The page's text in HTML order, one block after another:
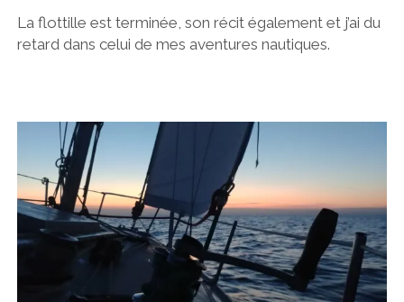
La flottille est terminée, son récit également et j’ai du
retard dans celui de mes aventures nautiques.